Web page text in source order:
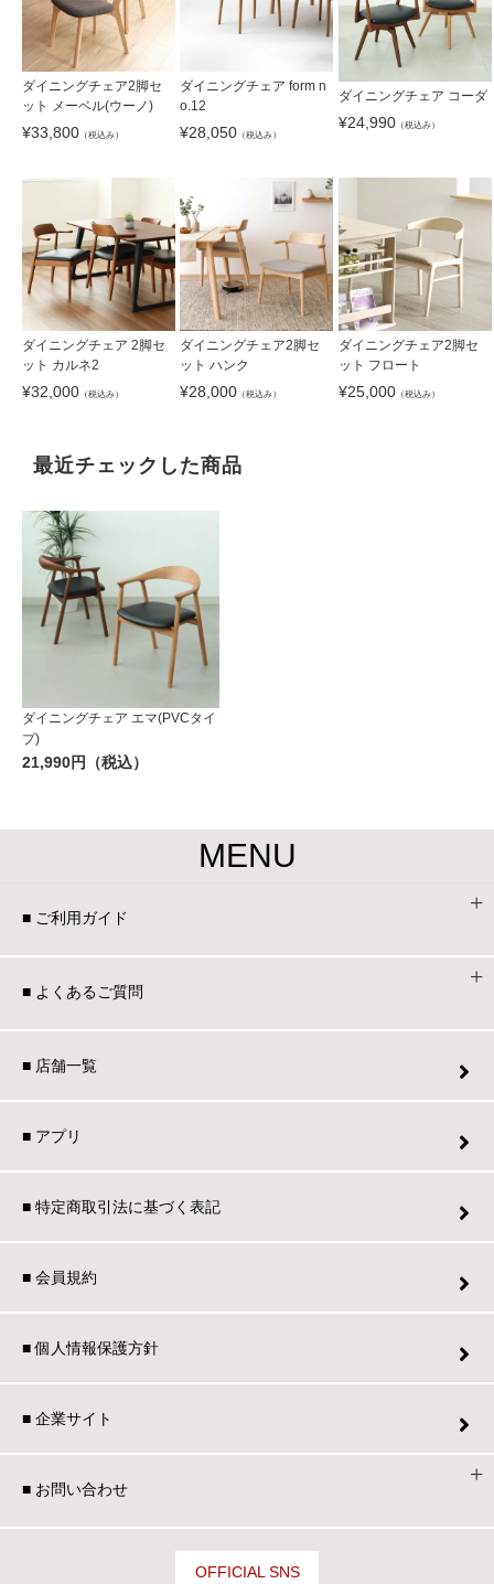
ダイニングチェア2脚セ
ット メーベル(ウーノ)
¥33,800 （税込み）
ダイニングチェア form n
o.12
¥28,050 （税込み）
ダイニングチェア コーダ
¥24,990（税込み）
ダイニングチェア 2脚セ
ット カルネ2
¥32,000 （税込み）
ダイニングチェア2脚セ
ット ハンク
¥28,000 （税込み）
ダイニングチェア2脚セ
ット フロート
¥25,000（税込み）
最近チェックした商品
ダイニングチェア エマ(PVCタイ
プ)
21,990円（税込）
MENU
■ ご利用ガイド
■ よくあるご質問
■ 店舗一覧
■ アプリ
■ 特定商取引法に基づく表記
■ 会員規約
■ 個人情報保護方針
■ 企業サイト
■ お問い合わせ
OFFICIAL SNS